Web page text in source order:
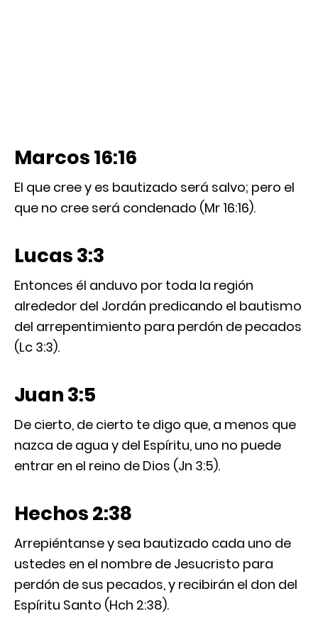
Marcos 16:16
El que cree y es bautizado será salvo; pero el
que no cree será condenado (Mr 16:16).
Lucas 3:3
Entonces él anduvo por toda la región
alrededor del Jordán predicando el bautismo
del arrepentimiento para perdón de pecados
(Lc 3:3).
Juan 3:5
De cierto, de cierto te digo que, a menos que
nazca de agua y del Espíritu, uno no puede
entrar en el reino de Dios (Jn 3:5).
Hechos 2:38
Arrepiéntanse y sea bautizado cada uno de
ustedes en el nombre de Jesucristo para
perdón de sus pecados, y recibirán el don del
Espíritu Santo (Hch 2:38).